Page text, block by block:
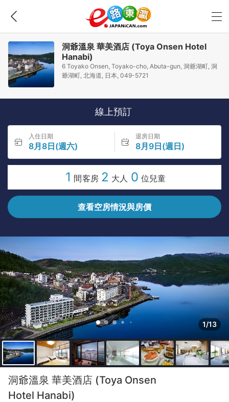
洞爺溫泉 華美酒店 (Toya Onsen Hotel
Hanabi)
6 Toyako Onsen, Toyako-cho, Abuta-gun, 洞爺湖町, 洞
爺湖町, 北海道, 日本, 049-5721
線上預訂
入住日期
8月8日(週六)
退房日期
8月9日(週日)
1 間客房 2 大人 0 位兒童
查看空房情況與房價
1/13
洞爺溫泉 華美酒店 (Toya Onsen
Hotel Hanabi)